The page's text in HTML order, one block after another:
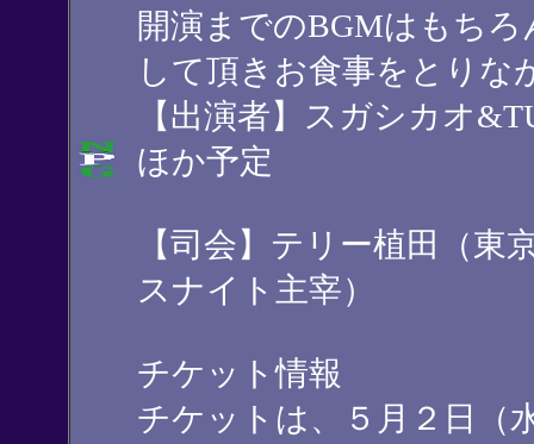
開演までのBGMはもち
して頂きお食事をとり
【出演者】スガシカオ
ほか予定
【司会】テリー植田（
スナイト主宰）
チケット情報
チケットは、５月２日（